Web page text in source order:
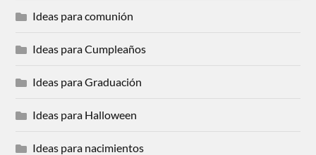
Ideas para comunión
Ideas para Cumpleaños
Ideas para Graduación
Ideas para Halloween
Ideas para nacimientos